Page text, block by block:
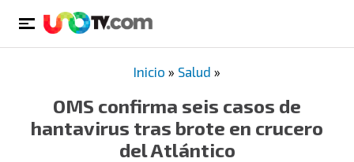
Inicio » Salud »
OMS confirma seis casos de
hantavirus tras brote en crucero
del Atlántico